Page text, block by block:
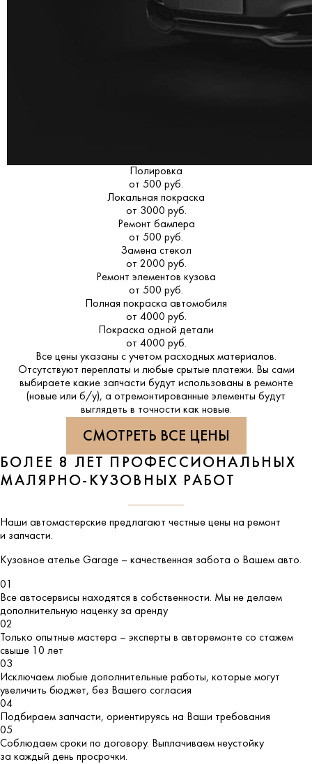
Полировка
от 500 руб.
Локальная покраска
от 3000 руб.
Ремонт бампера
от 500 руб.
Замена стекол
от 2000 руб.
Ремонт элементов кузова
от 500 руб.
Полная покраска автомобиля
от 4000 руб.
Покраска одной детали
от 4000 руб.
Все цены указаны с учетом расходных материалов.
Отсутствуют переплаты и любые срытые платежи. Вы сами
выбираете какие запчасти будут использованы в ремонте
(новые или б/у), а отремонтированные элементы будут
выглядеть в точности как новые.
СМОТРЕТЬ ВСЕ ЦЕНЫ
БОЛЕЕ 8 ЛЕТ ПРОФЕССИОНАЛЬНЫХ
МАЛЯРНО-КУЗОВНЫХ РАБОТ
Наши автомастерские предлагают честные цены на ремонт
и запчасти.
Кузовное ателье Garage – качественная забота о Вашем авто.
01
Все автосервисы находятся в собственности. Мы не делаем
дополнительную наценку за аренду
02
Только опытные мастера – эксперты в авторемонте со стажем
свыше 10 лет
03
Исключаем любые дополнительные работы, которые могут
увеличить бюджет, без Вашего согласия
04
Подбираем запчасти, ориентируясь на Ваши требования
05
Соблюдаем сроки по договору. Выплачиваем неустойку
за каждый день просрочки.